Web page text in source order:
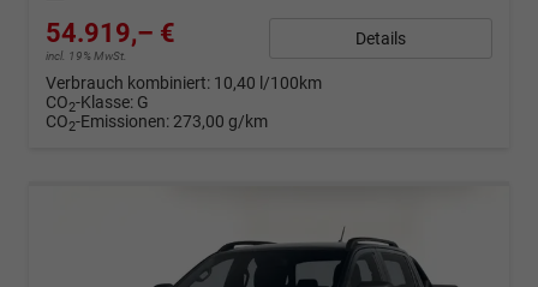
54.919,– €
incl. 19% MwSt.
Details
Verbrauch kombiniert: 10,40 l/100km
CO2-Klasse: G
CO2-Emissionen: 273,00 g/km